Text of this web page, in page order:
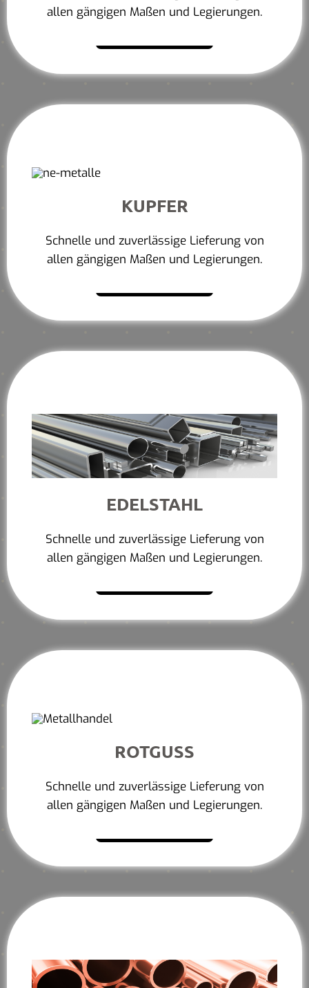
allen gängigen Maßen und Legierungen.
KUPFER
Schnelle und zuverlässige Lieferung von
allen gängigen Maßen und Legierungen.
EDELSTAHL
Schnelle und zuverlässige Lieferung von
allen gängigen Maßen und Legierungen.
ROTGUSS
Schnelle und zuverlässige Lieferung von
allen gängigen Maßen und Legierungen.